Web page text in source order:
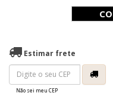
Estimar frete
Não sei meu CEP